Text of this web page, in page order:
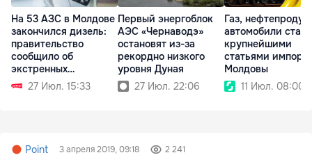
На 53 АЗС в Молдове
закончился дизель:
правительство
сообщило об
экстренных
поставках
27 Июл. 15:33
Первый энергоблок
АЭС «Чернаводэ»
остановят из-за
рекордно низкого
уровня Дуная
27 Июл. 22:06
Газ,
автомобили стали
крупнейшими
статьями
Молдовы
11 Июл. 08:00
Point 3 апреля 2019, 09:18 2 241